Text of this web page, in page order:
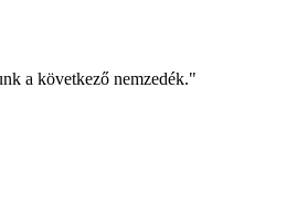
a következő nemzedék."